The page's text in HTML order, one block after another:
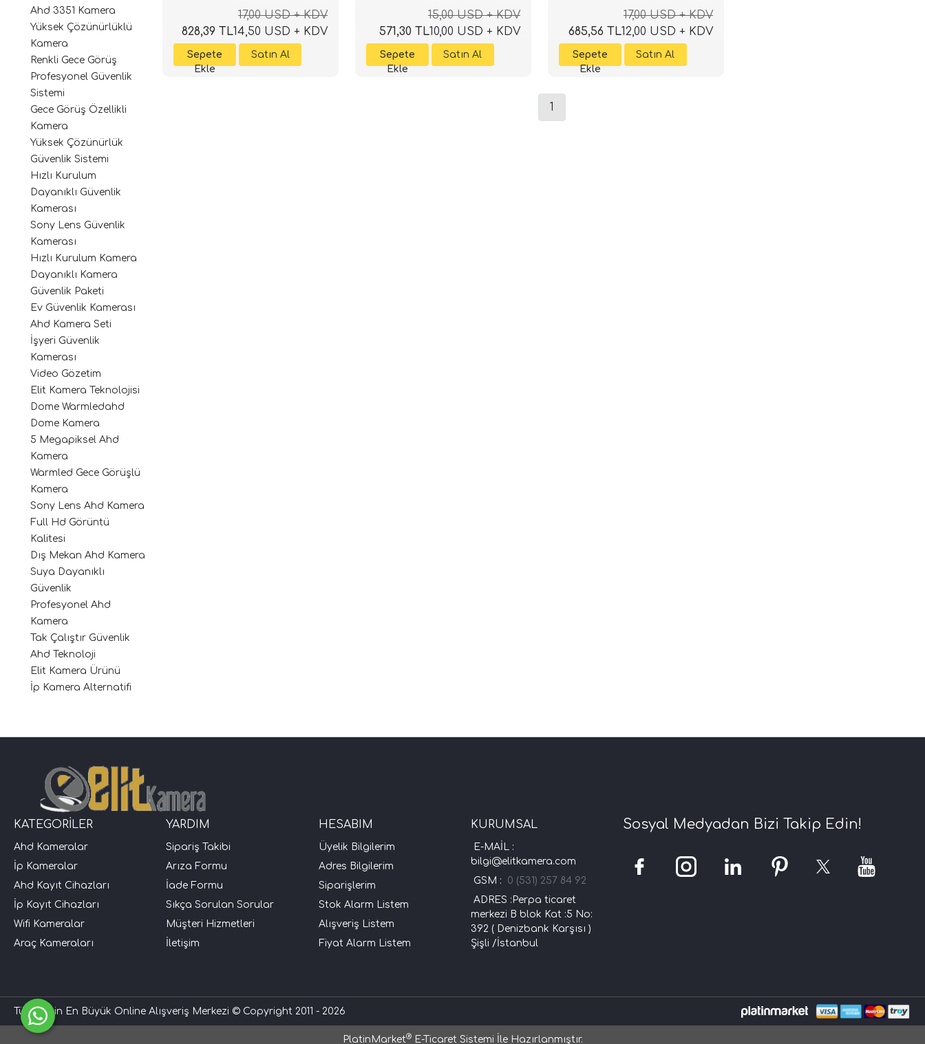
Ahd 3351 Kamera
Yüksek Çözünürlüklü
Kamera
Renkli Gece Görüş
Profesyonel Güvenlik
Sistemi
Gece Görüş Özellikli
Kamera
Yüksek Çözünürlük
Güvenlik Sistemi
Hızlı Kurulum
Dayanıklı Güvenlik
Kamerası
Sony Lens Güvenlik
Kamerası
Hızlı Kurulum Kamera
Dayanıklı Kamera
Güvenlik Paketi
Ev Güvenlik Kamerası
Ahd Kamera Seti
İşyeri Güvenlik
Kamerası
Video Gözetim
Elit Kamera Teknolojisi
Dome Warmledahd
Dome Kamera
5 Megapiksel Ahd
Kamera
Warmled Gece Görüşlü
Kamera
Sony Lens Ahd Kamera
Full Hd Görüntü
Kalitesi
Dış Mekan Ahd Kamera
Suya Dayanıklı
Güvenlik
Profesyonel Ahd
Kamera
Tak Çalıştır Güvenlik
Ahd Teknoloji
Elit Kamera Ürünü
İp Kamera Alternatifi
kamera 5.0 m.pixel Sony Lens
1080p full hd Su geçirmez
17,00 USD + KDV
14,50 USD + KDV
828,39 TL
15,00 USD + KDV
10,00 USD + KDV
571,30 TL
17,00 USD + KDV
12,00 USD + KDV
685,56 TL
1
KATEGORİLER
Ahd Kameralar
İp Kameralar
Ahd Kayıt Cihazları
İp Kayıt Cihazları
Wifi Kameralar
Araç Kameraları
YARDIM
Sipariş Takibi
Arıza Formu
İade Formu
Sıkça Sorulan Sorular
Müşteri Hizmetleri
İletişim
HESABIM
Üyelik Bilgilerim
Adres Bilgilerim
Siparişlerim
Stok Alarm Listem
Alışveriş Listem
Fiyat Alarm Listem
KURUMSAL
E-MAİL :
bilgi@elitkamera.com
GSM : 0 (531) 257 84 92
ADRES :Perpa ticaret
merkezi B blok Kat :5 No:
392 ( Denizbank Karşısı )
Şişli /İstanbul
Sosyal Medyadan Bizi Takip Edin!
Türkiye'nin En Büyük Online Alışveriş Merkezi © Copyright 2011 - 2026
PlatinMarket®E-Ticaret Sistemi İle Hazırlanmıştır.